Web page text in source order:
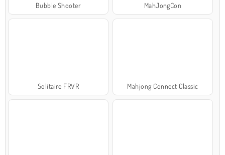
Bubble Shooter MahJongCon
Solitaire FRVR Mahjong Connect Classic